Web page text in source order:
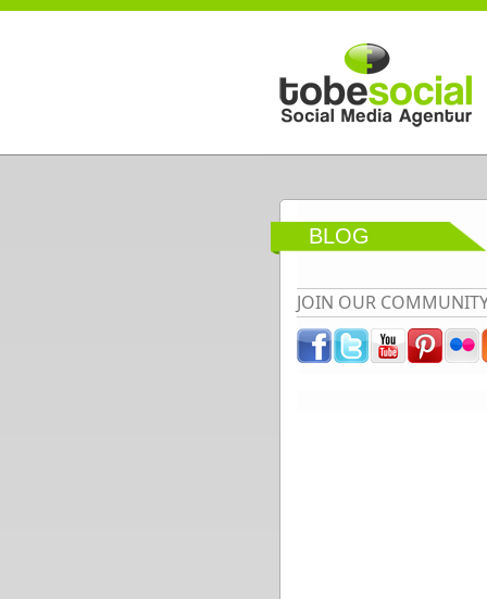
Direkt zum Inhalt
BLOG
JOIN OUR